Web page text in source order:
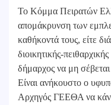
Το Κόμμα Πειρατών
απομάκρυνση των
καθήκοντά τους, είτε
διοικητικής-
δήμαρχος να μη
Είναι ανήκουστο ο
Αρχηγός ΓΕΕΘΑ να